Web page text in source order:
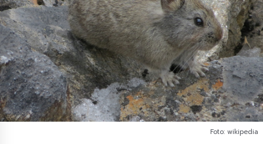
Foto: wikipedia